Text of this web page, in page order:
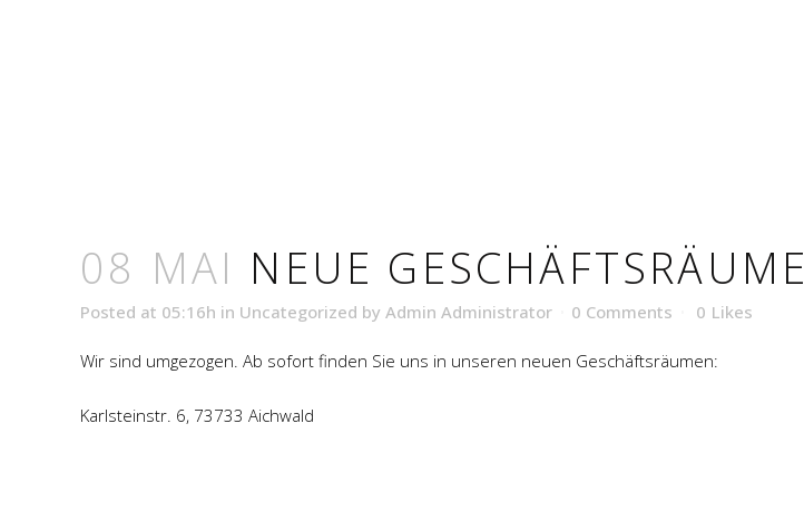
08 MAI NEUE GESCHÄFTSRÄUME
Posted at 05:16h in Uncategorized by Admin Administrator 0 Comments 0 Likes
Wir sind umgezogen. Ab sofort finden Sie uns in unseren neuen Geschäftsräumen:
Karlsteinstr. 6, 73733 Aichwald